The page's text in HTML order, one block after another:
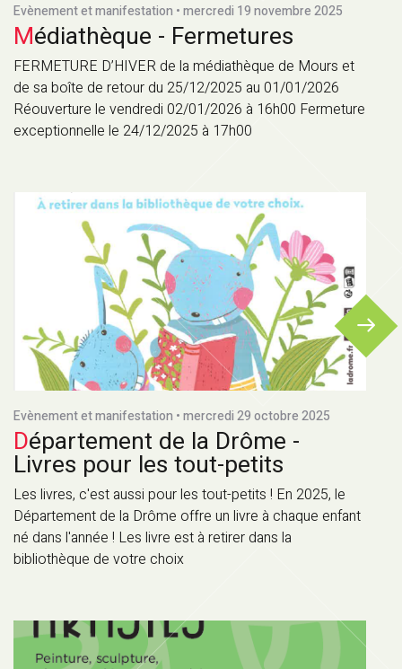
Evènement et manifestation • mercredi 19 novembre 2025
Médiathèque - Fermetures
FERMETURE D’HIVER de la médiathèque de Mours et
de sa boîte de retour du 25/12/2025 au 01/01/2026
Réouverture le vendredi 02/01/2026 à 16h00 Fermeture
exceptionnelle le 24/12/2025 à 17h00
Evènement et manifestation • mercredi 29 octobre 2025
Département de la Drôme -
Livres pour les tout-petits
Les livres, c'est aussi pour les tout-petits ! En 2025, le
Département de la Drôme offre un livre à chaque enfant
né dans l'année ! Les livre est à retirer dans la
bibliothèque de votre choix